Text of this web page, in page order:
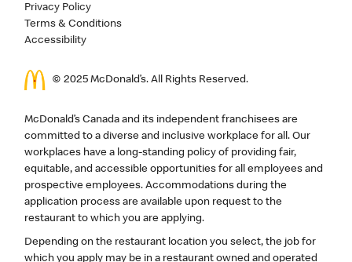
Privacy Policy
Terms & Conditions
Accessibility
© 2025 McDonald’s. All Rights Reserved.
McDonald’s Canada and its independent franchisees are
committed to a diverse and inclusive workplace for all. Our
workplaces have a long-standing policy of providing fair,
equitable, and accessible opportunities for all employees and
prospective employees. Accommodations during the
application process are available upon request to the
restaurant to which you are applying.
Depending on the restaurant location you select, the job for
which you apply may be in a restaurant owned and operated